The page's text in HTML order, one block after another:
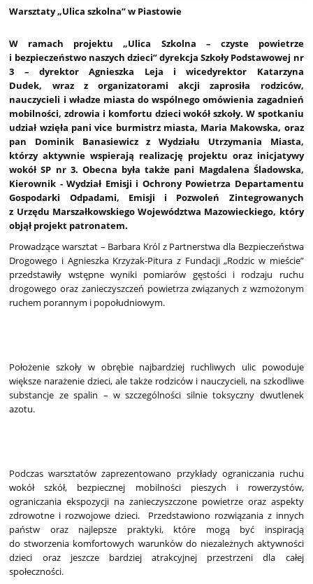
Warsztaty „Ulica szkolna” w Piastowie
W ramach projektu „Ulica Szkolna – czyste powietrze
i bezpieczeństwo naszych dzieci” dyrekcja Szkoły Podstawowej nr
3 – dyrektor Agnieszka Leja i wicedyrektor Katarzyna
Dudek, wraz z organizatorami akcji zaprosiła rodziców,
nauczycieli i władze miasta do wspólnego omówienia zagadnień
mobilności, zdrowia i komfortu dzieci wokół szkoły. W spotkaniu
udział wzięła pani vice burmistrz miasta, Maria Makowska, oraz
pan Dominik Banasiewicz z Wydziału Utrzymania Miasta,
którzy aktywnie wspierają realizację projektu oraz inicjatywy
wokół SP nr 3. Obecna była także pani Magdalena Śladowska,
Kierownik - Wydział Emisji i Ochrony Powietrza Departamentu
Gospodarki Odpadami, Emisji i Pozwoleń Zintegrowanych
z Urzędu Marszałkowskiego Województwa Mazowieckiego, który
objął projekt patronatem.
Prowadzące warsztat – Barbara Król z Partnerstwa dla Bezpieczeństwa
Drogowego i Agnieszka Krzyżak-Pitura z Fundacji „Rodzic w mieście”
przedstawiły wstępne wyniki pomiarów gęstości i rodzaju ruchu
drogowego oraz zanieczyszczeń powietrza związanych z wzmożonym
ruchem porannym i popołudniowym.
Położenie szkoły w obrębie najbardziej ruchliwych ulic powoduje
większe narażenie dzieci, ale także rodziców i nauczycieli, na szkodliwe
substancje ze spalin – w szczególności silnie toksyczny dwutlenek
azotu.
Podczas warsztatów zaprezentowano przykłady ograniczania ruchu
wokół szkół, bezpiecznej mobilności pieszych i rowerzystów,
ograniczania ekspozycji na zanieczyszczone powietrze oraz aspekty
zdrowotne i rozwojowe dzieci. Przedstawiono rozwiązania z innych
państw oraz najlepsze praktyki, które mogą być inspiracją
do stworzenia komfortowych warunków do niezależnych aktywności
dzieci oraz jeszcze bardziej atrakcyjnej przestrzeni dla całej
społeczności.